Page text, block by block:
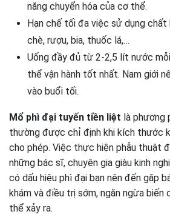
năng chuyển hóa của cơ thể.
Hạn chế tối đa việc sử dụng
chè, rượu, bia, thuốc lá,…
Uống đầy đủ từ 2-2,5 lít nước
thể vận hành tốt nhất. Nam giới
vào buổi tối.
Mổ phì đại tuyến tiền liệt là phương
thường được chỉ định khi kích thước
cho phép. Việc thực hiện phẫu thuật
những bác sĩ, chuyên gia giàu kinh
có dấu hiệu phì đại bạn nên đến gặp
khám và điều trị sớm, ngăn ngừa biến
thể xảy ra.